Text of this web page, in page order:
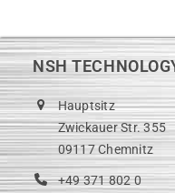
NSH
Hauptsitz
Zwickauer Str. 355
09117 Chemnitz
+49 371 802 0